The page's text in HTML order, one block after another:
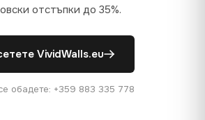
отстъпки до 35%.
VividWalls.eu
обадете: +359 883 335 778